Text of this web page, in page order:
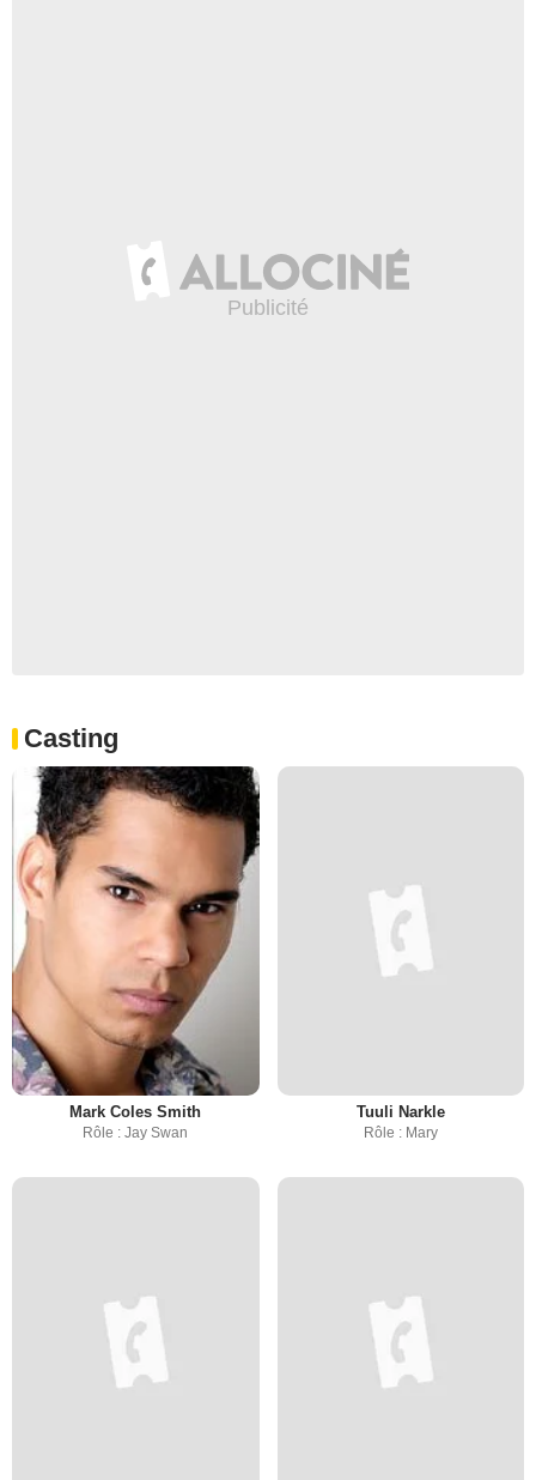
Casting
Mark Coles Smith
Rôle : Jay Swan
Tuuli Narkle
Rôle : Mary